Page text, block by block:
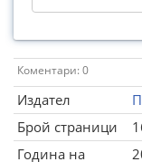
Коментари: 0
Издател
Брой страници
Година на